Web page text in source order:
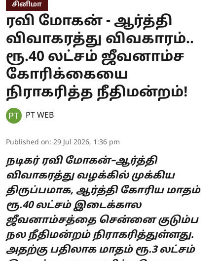
சினிமா
ரவி மோகன் - ஆர்த்தி
விவாகரத்து விவகாரம்..
ரூ.40 லட்சம் ஜீவனாம்ச
கோரிக்கையை
நிராகரித்த நீதிமன்றம்!
PT WEB
Published on: 29 Jul 2026, 1:36 pm
நடிகர் ரவி மோகன்–ஆர்த்தி
விவாகரத்து வழக்கில் முக்கிய
திருப்பமாக, ஆர்த்தி கோரிய மாதம்
ரூ.40 லட்சம் இடைக்கால
ஜீவனாம்சத்தை சென்னை குடும்ப
நல நீதிமன்றம் நிராகரித்துள்ளது.
அதற்கு பதிலாக மாதம் ரூ.3 லட்சம்